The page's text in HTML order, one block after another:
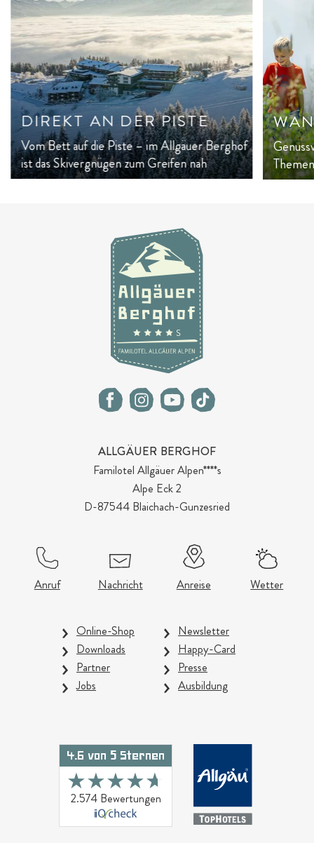
DIREKT AN DER PISTE
Vom Bett auf die Piste – im Allgäuer Berghof
ist das Skivergnügen zum Greifen nah
ALLGÄUER BERGHOF
Familotel Allgäuer Alpen****s
Alpe Eck 2
D-87544 Blaichach-Gunzesried
Anruf Nachricht Anreise Wetter
Online-Shop
Newsletter
Downloads
Happy-Card
Partner
Presse
Jobs
Ausbildung
4.6 von 5 Sternen
★★★★★
★★★★★
2.574 Bewertungen